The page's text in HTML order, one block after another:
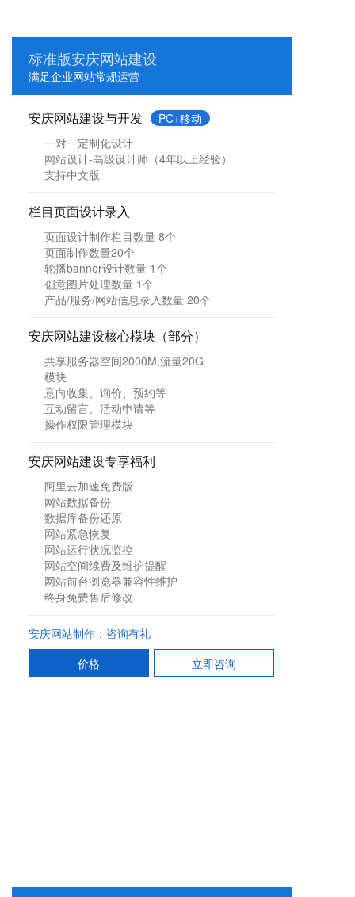
标准版安庆网站建设
满足企业网站常规运营
安庆网站建设与开发
PC+移动
一对一定制化设计
网站设计-高级设计师（4年以上经验）
支持中文版
栏目页面设计录入
页面设计制作栏目数量 8个
页面制作数量20个
轮播banner设计数量 1个
创意图片处理数量 1个
产品/服务/网站信息录入数量 20个
安庆网站建设核心模块（部分）
共享服务器空间2000M,流量20G
模块
意向收集、询价、预约等
互动留言、活动申请等
操作权限管理模块
安庆网站建设专享福利
阿里云加速免费版
网站数据备份
数据库备份还原
网站紧急恢复
网站运行状况监控
网站空间续费及维护提醒
网站前台浏览器兼容性维护
终身免费售后修改
安庆网站制作，咨询有礼
价格
立即咨询